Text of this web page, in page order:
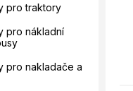
pro traktory
pro nákladní
pro nakladače a